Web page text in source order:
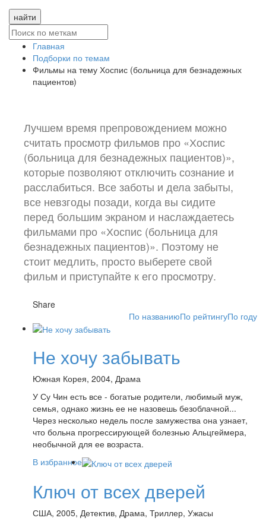
найти
Главная
Подборки по темам
Фильмы на тему Хоспис (больница для безнадежных
пациентов)
Лучшем время препровождением можно
считать просмотр фильмов про «Хоспис
(больница для безнадежных пациентов)»,
которые позволяют отключить сознание и
расслабиться. Все заботы и дела забыты,
все невзгоды позади, когда вы сидите
перед большим экраном и наслаждаетесь
фильмами про «Хоспис (больница для
безнадежных пациентов)». Поэтому не
стоит медлить, просто выберете свой
фильм и приступайте к его просмотру.
Share
По названиюПо рейтингуПо году
Не хочу забывать
Южная Корея, 2004, Драма
У Су Чин есть все - богатые родители, любимый муж,
семья, однако жизнь ее не назовешь безоблачной...
Через несколько недель после замужества она узнает,
что больна прогрессирующей болезнью Альцгеймера,
необычной для ее возраста.
В избранное
Ключ от всех дверей
США, 2005, Детектив, Драма, Триллер, Ужасы